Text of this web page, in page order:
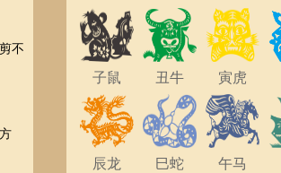
不
子鼠 丑牛 寅虎
辰龙 巳蛇 午马